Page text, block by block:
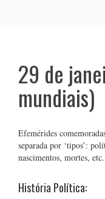
29 de
mundiais)
Efemérides
separada por ‘tipos’:
nascimentos, mortes,
História Política: